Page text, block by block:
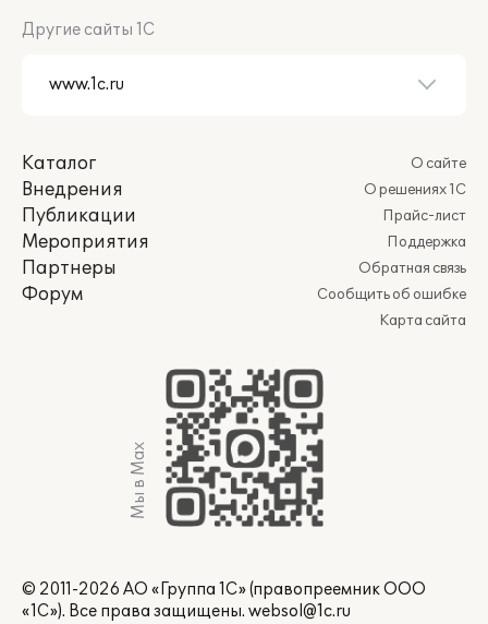
Другие сайты 1С
Каталог
Внедрения
Публикации
Мероприятия
Партнеры
Форум
О сайте
О решениях 1С
Прайс-лист
Поддержка
Обратная связь
Сообщить об ошибке
Карта сайта
Мы в Max
© 2011-2026 АО «Группа 1С» (правопреемник ООО
«1С»). Все права защищены. websol@1c.ru